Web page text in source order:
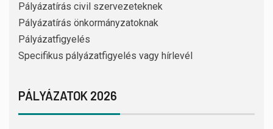
Pályázatírás civil szervezeteknek
Pályázatírás önkormányzatoknak
Pályázatfigyelés
Specifikus pályázatfigyelés vagy hírlevél
PÁLYÁZATOK 2026